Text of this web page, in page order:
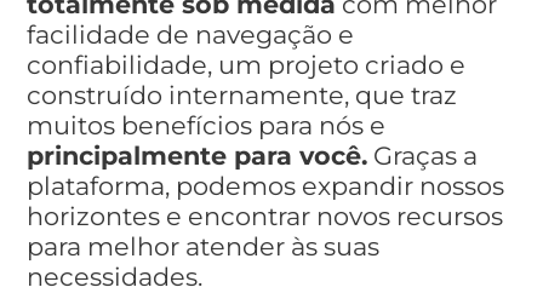
facilidade de navegação e
confiabilidade, um projeto criado e
construído internamente, que traz
muitos benefícios para nós e
principalmente para você. Graças a
plataforma, podemos expandir nossos
horizontes e encontrar novos recursos
para melhor atender às suas
necessidades.